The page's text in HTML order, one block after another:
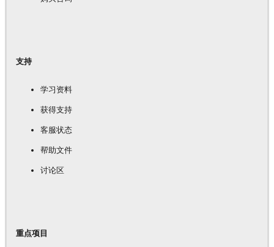
支持
学习资料
获得支持
客服状态
帮助文件
讨论区
重点项目